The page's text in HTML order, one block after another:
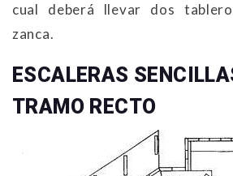
cual deberá llevar dos
zanca.
ESCALERAS
TRAMO RECTO